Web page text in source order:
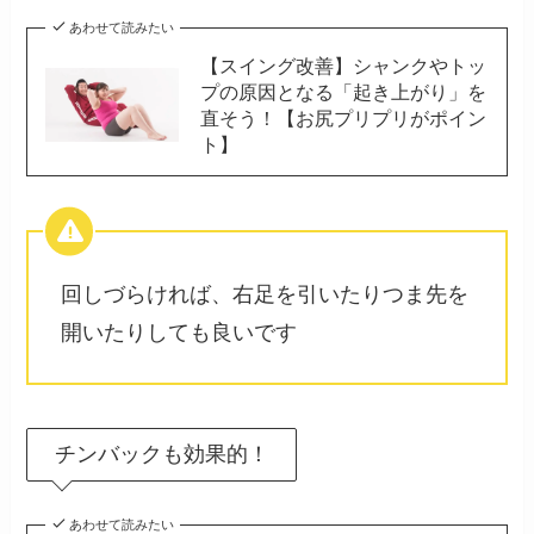
あわせて読みたい
【スイング改善】シャンクやトッ
プの原因となる「起き上がり」を
直そう！【お尻プリプリがポイン
ト】
回しづらければ、右足を引いたりつま先を
開いたりしても良いです
チンバックも効果的！
あわせて読みたい